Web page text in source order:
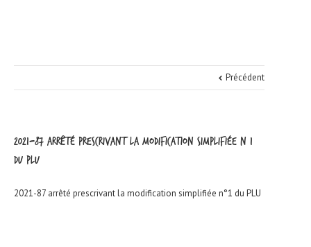
Précédent
2021-87 arrêté prescrivant la modification simplifiée n°1
du PLU
2021-87 arrêté prescrivant la modification simplifiée n°1 du PLU